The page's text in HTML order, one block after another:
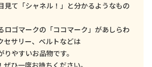
見て「シャネル！」と分かるようなもの
ロゴマークの「ココマーク」があしらわ
セサリー、ベルトなどは
やすいお品物です。
ひ一度お持ちください。